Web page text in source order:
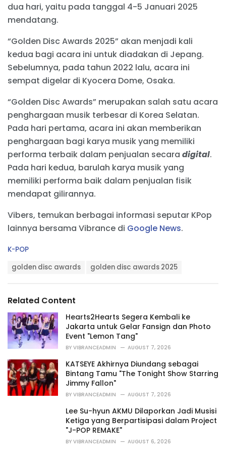
dua hari, yaitu pada tanggal 4-5 Januari 2025
mendatang.
“Golden Disc Awards 2025” akan menjadi kali
kedua bagi acara ini untuk diadakan di Jepang.
Sebelumnya, pada tahun 2022 lalu, acara ini
sempat digelar di Kyocera Dome, Osaka.
“Golden Disc Awards” merupakan salah satu acara
penghargaan musik terbesar di Korea Selatan.
Pada hari pertama, acara ini akan memberikan
penghargaan bagi karya musik yang memiliki
performa terbaik dalam penjualan secara digital.
Pada hari kedua, barulah karya musik yang
memiliki performa baik dalam penjualan fisik
mendapat gilirannya.
Vibers, temukan berbagai informasi seputar KPop
lainnya bersama Vibrance di Google News.
C
r
i
e
s
:
K-POP
:
golden disc awards golden disc awards 2025
Related Content
Hearts2Hearts Segera Kembali ke
Jakarta untuk Gelar Fansign dan Photo
Event "Lemon Tang"
BY VIBRANCEADMIN AUGUST 7, 2026
KATSEYE Akhirnya Diundang sebagai
Bintang Tamu "The Tonight Show Starring
Jimmy Fallon"
BY VIBRANCEADMIN AUGUST 7, 2026
Lee Su-hyun AKMU Dilaporkan Jadi Musisi
Ketiga yang Berpartisipasi dalam Project
"J-POP REMAKE"
BY VIBRANCEADMIN AUGUST 6, 2026